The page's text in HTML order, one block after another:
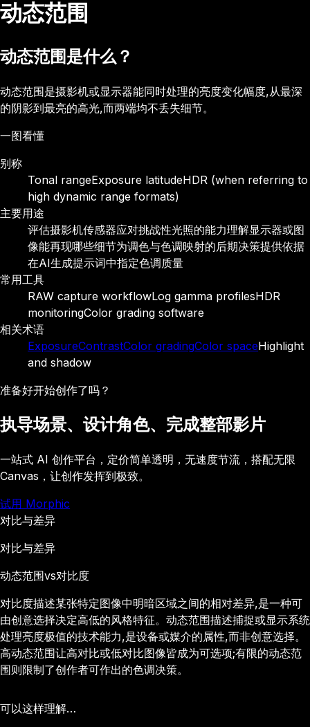
动态范围
动态范围是什么？
动态范围是摄影机或显示器能同时处理的亮度变化幅度,从最深
的阴影到最亮的高光,而两端均不丢失细节。
一图看懂
别称
Tonal rangeExposure latitudeHDR (when referring to
high dynamic range formats)
主要用途
评估摄影机传感器应对挑战性光照的能力理解显示器或图
像能再现哪些细节为调色与色调映射的后期决策提供依据
在AI生成提示词中指定色调质量
常用工具
RAW capture workflowLog gamma profilesHDR
monitoringColor grading software
相关术语
ExposureContrastColor gradingColor spaceHighlight
and shadow
准备好开始创作了吗？
执导场景、设计角色、完成整部影片
一站式 AI 创作平台，定价简单透明，无速度节流，搭配无限
Canvas，让创作发挥到极致。
试用 Morphic
对比与差异
对比与差异
动态范围vs对比度
对比度描述某张特定图像中明暗区域之间的相对差异,是一种可
由创意选择决定高低的风格特征。动态范围描述捕捉或显示系统
处理亮度极值的技术能力,是设备或媒介的属性,而非创意选择。
高动态范围让高对比或低对比图像皆成为可选项;有限的动态范
围则限制了创作者可作出的色调决策。
可以这样理解…